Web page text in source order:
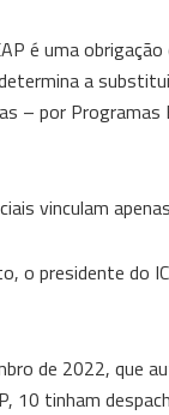
é uma
a
– por
vinculam
o presidente do
de 2022, que
10 tinham